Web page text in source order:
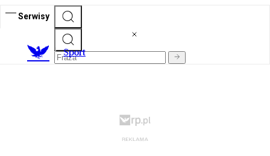
Serwisy
Sport